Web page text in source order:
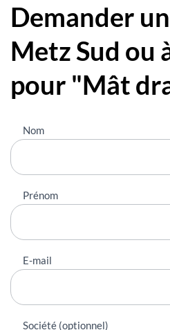
Demander
Metz Sud ou
pour "Mât
Nous
contacter
Nom
Prénom
E-mail
Société (optionnel)